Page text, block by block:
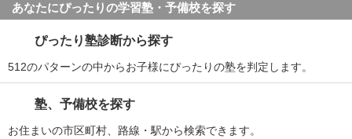
あなたにぴったりの学習塾・予備校を探す
ぴったり塾診断から探す
512のパターンの中からお子様にぴったりの塾を判定します。
塾、予備校を探す
お住まいの市区町村、路線・駅から検索できます。